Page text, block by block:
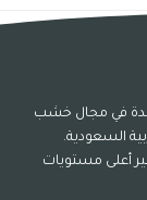
في مجال خشب
السعودية.
على توفير أعلى مستويات